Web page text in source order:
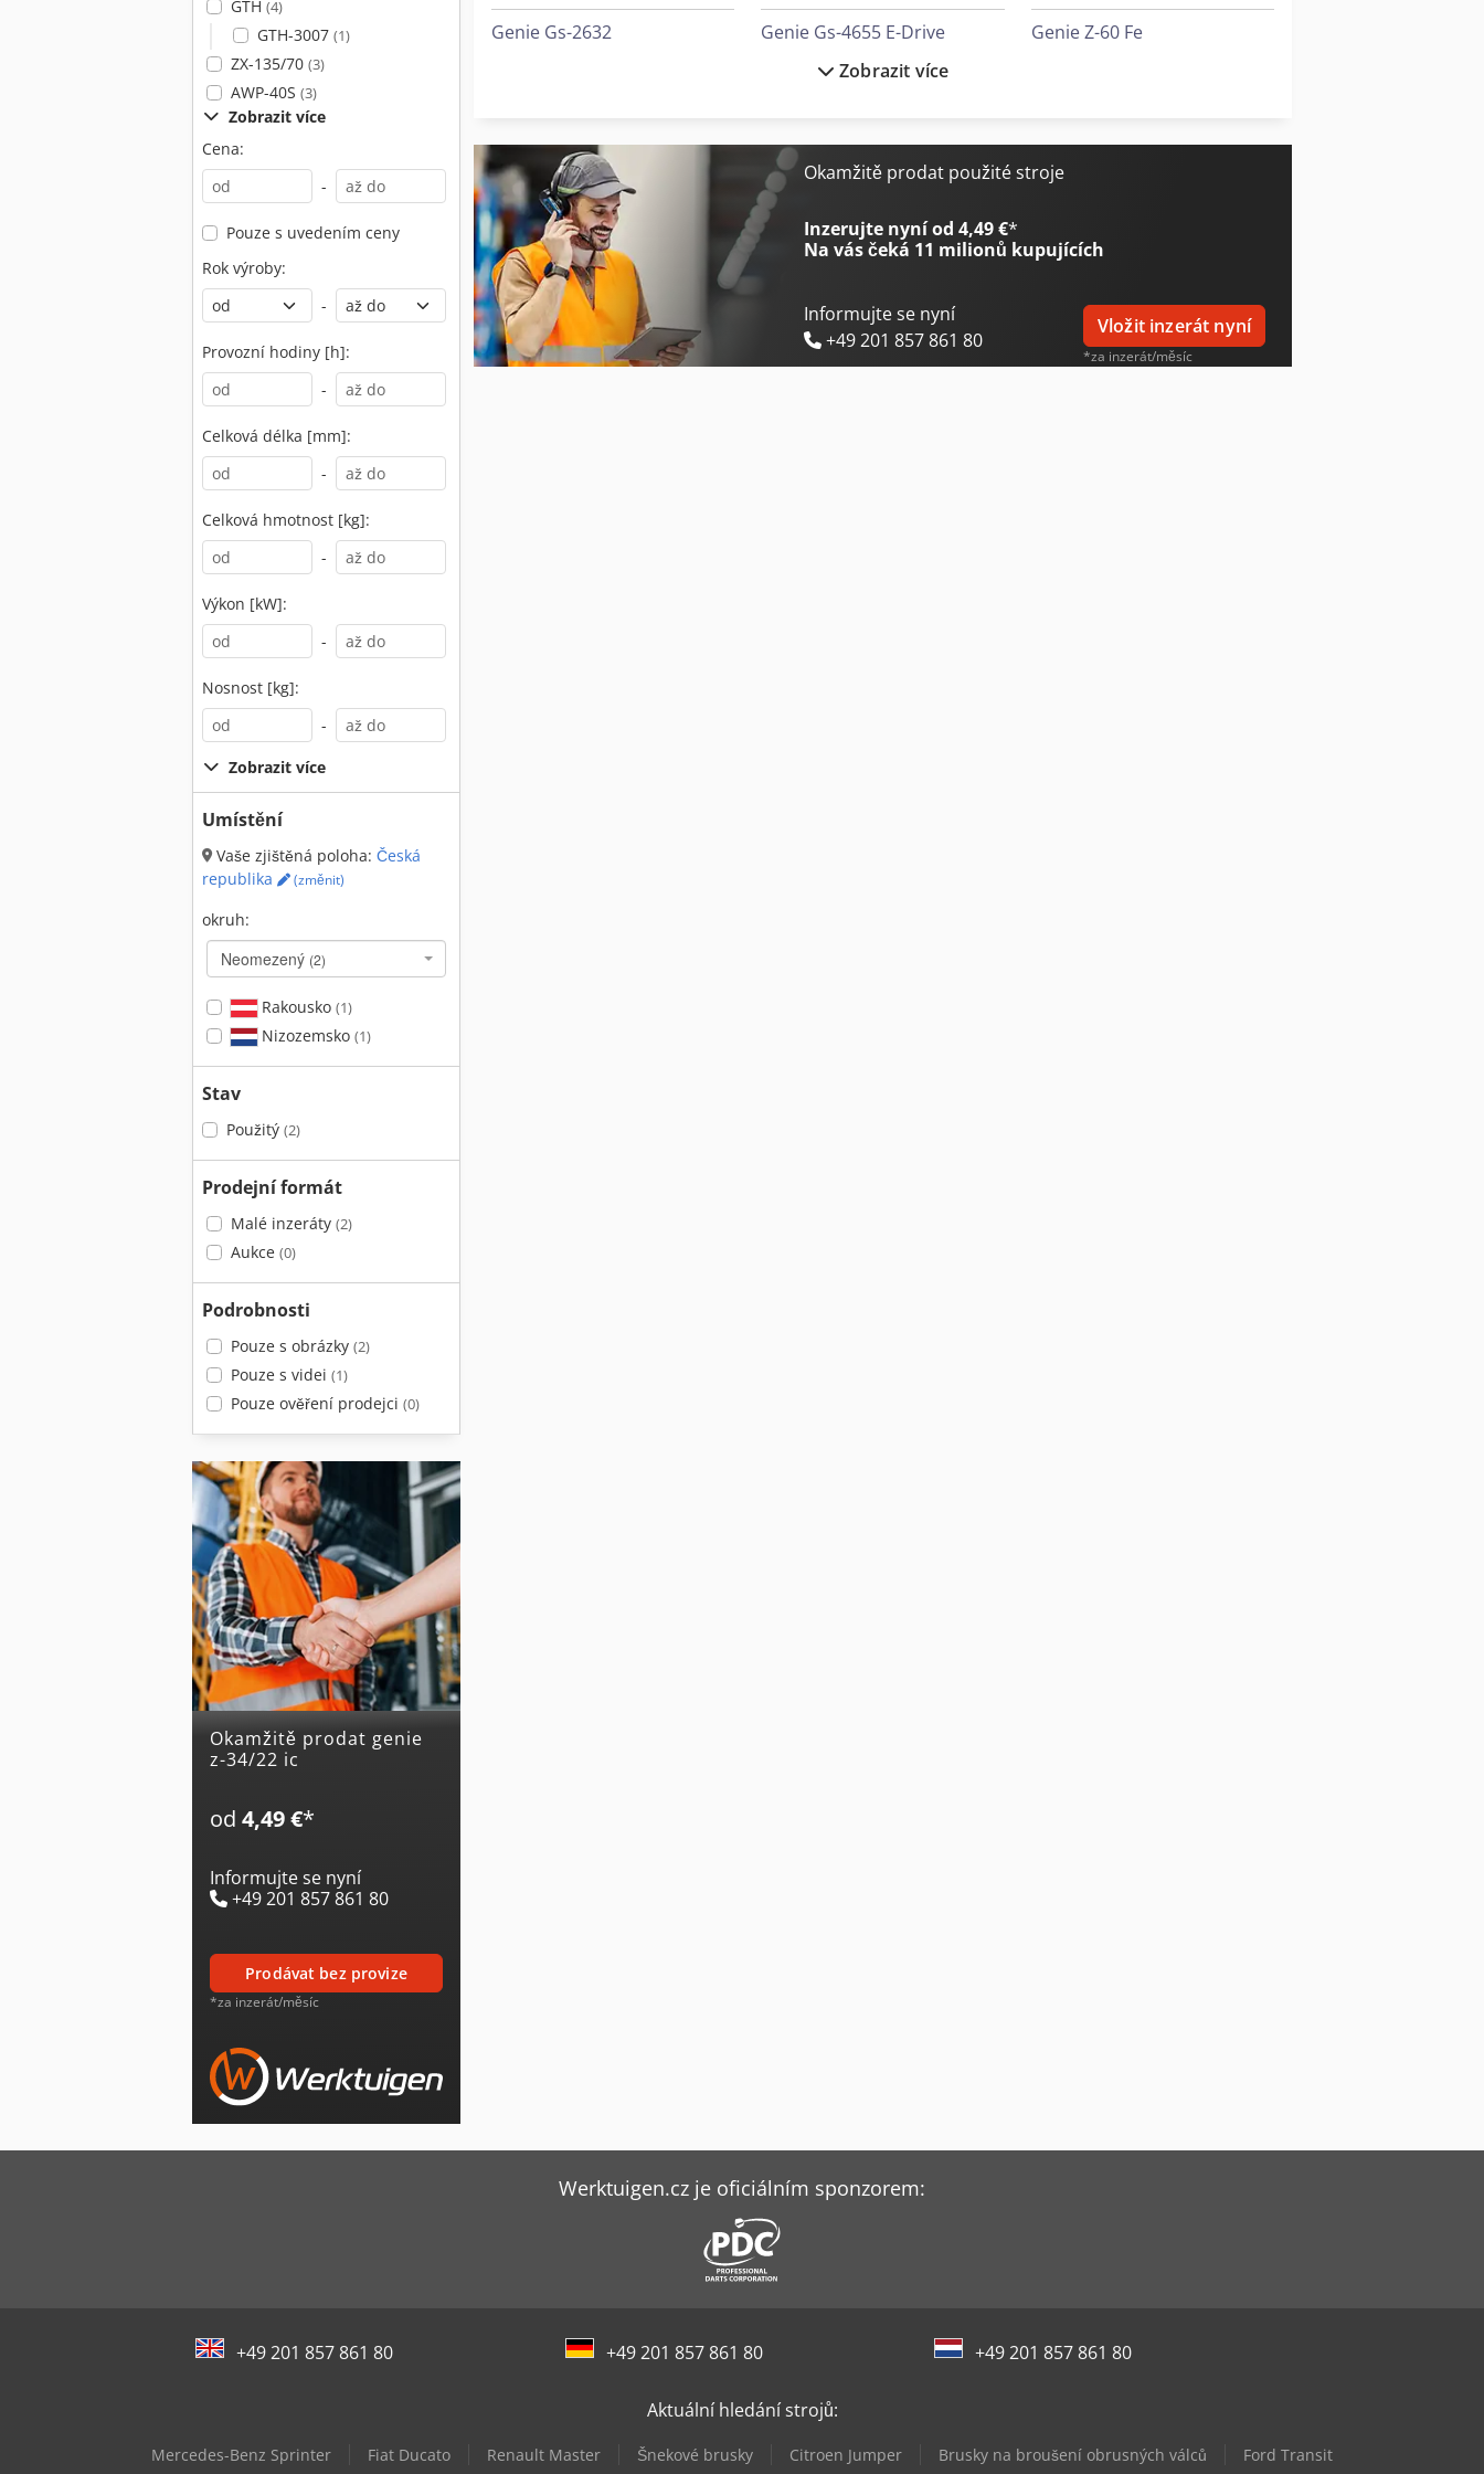
GTH (4)
GTH-3007 (1)
ZX-135/70 (3)
AWP-40S (3)
Zobrazit více
Cena:
-
Pouze s uvedením ceny
Rok výroby:
-
Provozní hodiny [h]:
-
Celková délka [mm]:
-
Celková hmotnost [kg]:
-
Výkon [kW]:
-
Nosnost [kg]:
-
Zobrazit více
Umístění
Vaše zjištěná poloha: Česká
republika
(změnit)
okruh:
Neomezený (2)
Rakousko (1)
Nizozemsko (1)
Stav
Použitý (2)
Prodejní formát
Malé inzeráty (2)
Aukce (0)
Podrobnosti
Pouze s obrázky (2)
Pouze s videi (1)
Pouze ověření prodejci (0)
Okamžitě prodat genie
z-34/22 ic
od 4,49 €*
Informujte se nyní
+49 201 857 861 80
prodávat bez provize
*za inzerát/měsíc
Genie Gs-2632
Genie Gs-2669 Dc
Genie Gs-3232 E-Drive
Genie Gs-4655 E-Drive
Genie S-45 Xc
Genie S-65 Xc
Genie Tz-34/20
Genie Z-60 Fe
Zobrazit více
Okamžitě prodat použité stroje
Inzerujte nyní od 4,49 €*
Na vás čeká 11 milionů kupujících
Informujte se nyní
+49 201 857 861 80
Vložit inzerát nyní
*za inzerát/měsíc
Werktuigen.cz je oficiálním sponzorem:
+49 201 857 861 80 +49 201 857 861 80 +49 201 857 861 80
Aktuální hledání strojů:
Mercedes-Benz Sprinter Fiat Ducato Renault Master Šnekové brusky Citroen Jumper Brusky na broušení obrusných válců Ford Transit